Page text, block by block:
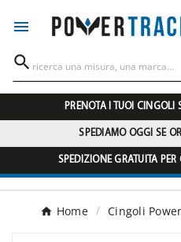


PRENOTA I TUOI CINGOLI
SPEDIAMO OGGI SE
SPEDIZIONE GRATUITA
Home Cingoli